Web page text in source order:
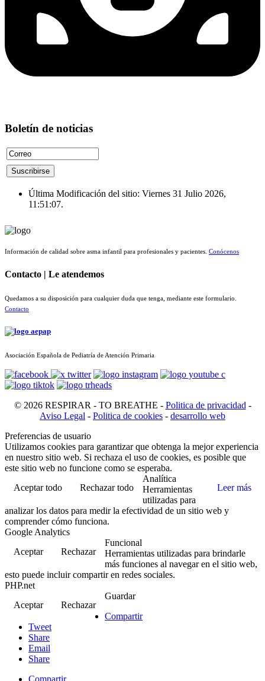
Boletín de noticias
Última Modificación del sitio: Viernes 31 Julio 2026,
11:51:07.
Información de calidad sobre asma infantil para profesionales y pacientes. Conócenos
Contacto | Le atendemos
Quedamos a su disposición para cualquier duda que tenga, mediante este formulario.
Contacto
Asociación Española de Pediatría de Atención Primaria
© 2026 RESPIRAR - TO BREATHE - Politica de privacidad -
Aviso Legal - Politica de cookies - desarrollo web
Preferencias de usuario
Utilizamos cookies para garantizar que obtenga la mejor experiencia
en nuestro sitio web. Si rechaza el uso de cookies, es posible que
este sitio web no funcione como se esperaba.
Aceptar todo
Rechazar todo Leer más
Analítica
Herramientas
utilizadas para
analizar los datos para medir la efectividad de un sitio web y
comprender cómo funciona.
Google Analytics
Aceptar
Rechazar
Funcional
Herramientas utilizadas para brindarle
más funciones al navegar en el sitio web,
esto puede incluir compartir en redes sociales.
PHP.net
Aceptar
Rechazar
Guardar
Compartir
Tweet
Share
Email
Share